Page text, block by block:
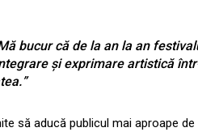
bucur că de la an la an
și exprimare artistică
”
să aducă publicul mai aproape de